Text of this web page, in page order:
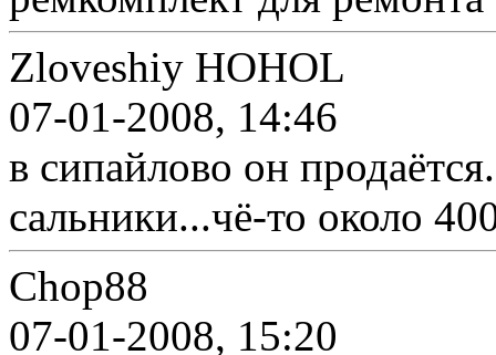
Zloveshiy HOHOL
07-01-2008, 14:46
в сипайлово он
сальники...чё-то около
Chop88
07-01-2008, 15:20